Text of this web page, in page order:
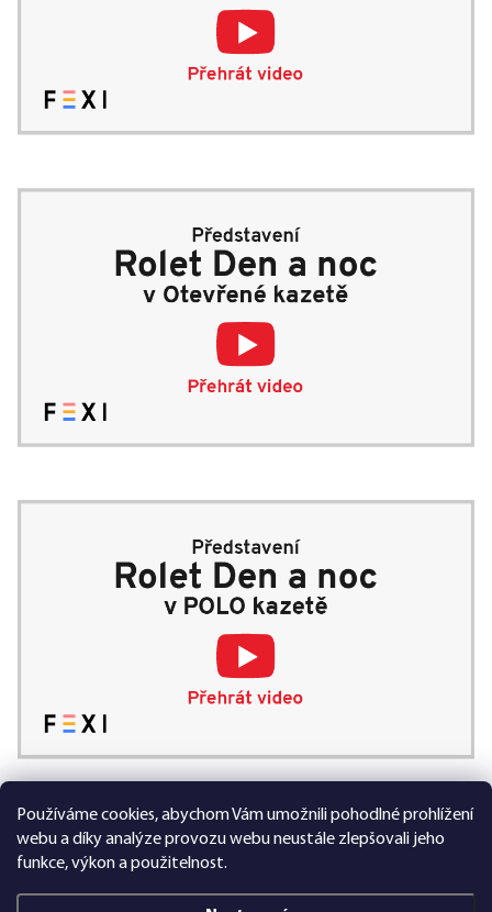
Používáme cookies, abychom Vám umožnili pohodlné prohlížení
webu a díky analýze provozu webu neustále zlepšovali jeho
funkce, výkon a použitelnost.
99 % spokojených zákazníků